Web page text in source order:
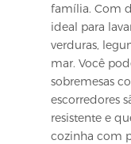
família. Com
ideal para
verduras,
mar. Você
sobremesas
escorredores
resistente e
cozinha com